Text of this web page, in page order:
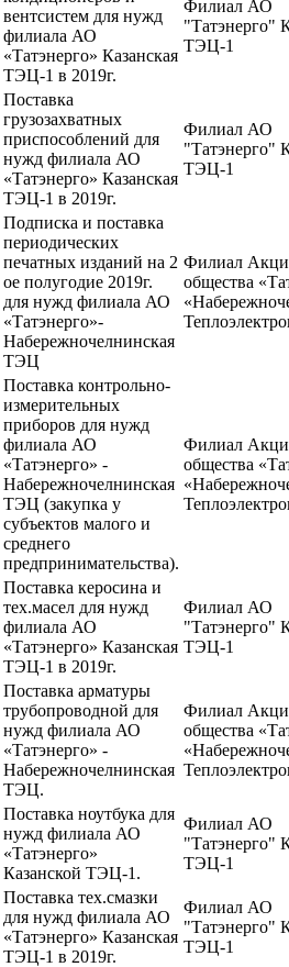
вентсистем для нужд
филиала АО
«Татэнерго» Казанская
ТЭЦ-1 в 2019г.
Филиал АО
"Татэнерго"
ТЭЦ-1
Поставка
грузозахватных
приспособлений для
нужд филиала АО
«Татэнерго» Казанская
ТЭЦ-1 в 2019г.
Филиал АО
"Татэнерго"
ТЭЦ-1
Подписка и поставка
периодических
печатных изданий на 2
ое полугодие 2019г.
для нужд филиала АО
«Татэнерго»-
Набережночелнинская
ТЭЦ
Филиал
общества
Поставка контрольно-
измерительных
приборов для нужд
филиала АО
«Татэнерго» -
Набережночелнинская
ТЭЦ (закупка у
субъектов малого и
среднего
предпринимательства).
Филиал
общества
Поставка керосина и
тех.масел для нужд
филиала АО
«Татэнерго» Казанская
ТЭЦ-1 в 2019г.
Филиал АО
"Татэнерго"
ТЭЦ-1
Поставка арматуры
трубопроводной для
нужд филиала АО
«Татэнерго» -
Набережночелнинская
ТЭЦ.
Филиал
общества
Поставка ноутбука для
нужд филиала АО
«Татэнерго»
Казанской ТЭЦ-1.
Филиал АО
"Татэнерго"
ТЭЦ-1
Поставка тех.смазки
для нужд филиала АО
«Татэнерго» Казанская
ТЭЦ-1 в 2019г.
Филиал АО
"Татэнерго"
ТЭЦ-1